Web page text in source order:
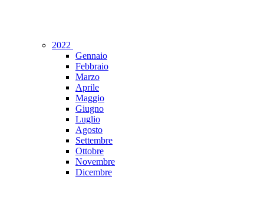
2022
Gennaio
Febbraio
Marzo
Aprile
Maggio
Giugno
Luglio
Agosto
Settembre
Ottobre
Novembre
Dicembre